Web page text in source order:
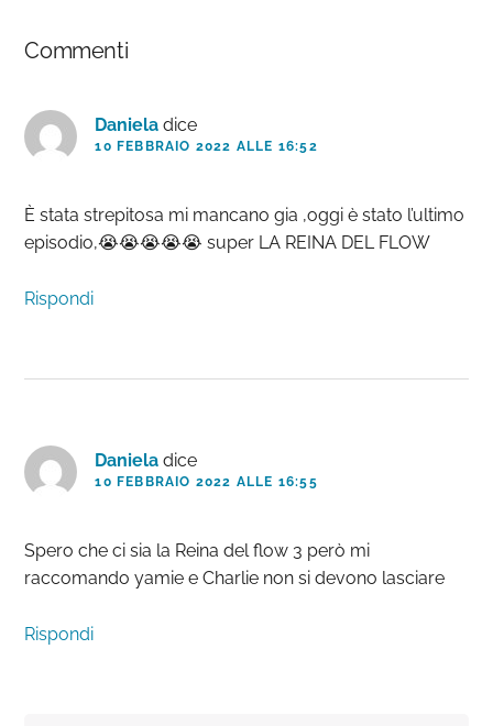
del
lettore
Commenti
Daniela dice
10 FEBBRAIO 2022 ALLE 16:52
È stata strepitosa mi mancano gia ,oggi è stato l’ultimo
episodio,😭😭😭😭😭 super LA REINA DEL FLOW
Rispondi
Daniela dice
10 FEBBRAIO 2022 ALLE 16:55
Spero che ci sia la Reina del flow 3 però mi
raccomando yamie e Charlie non si devono lasciare
Rispondi